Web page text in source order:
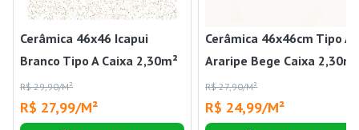
Cerâmica 46x46 Icapui
Branco Tipo A Caixa 2,30m²
Cerbras
R$ 29,90/M²
R$ 27,99/M²
Cerâmica 46x46cm Tipo A
Araripe Bege Caixa
Cerbras
R$ 27,90/M²
R$ 24,99/M²